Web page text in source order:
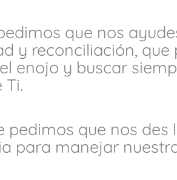
que nos
y reconciliación,
enojo y buscar
Ti.
pedimos que nos des
para manejar